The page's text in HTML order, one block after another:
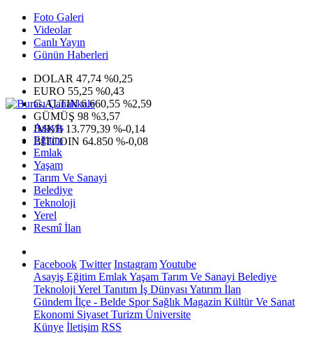
Foto Galeri
Videolar
Canlı Yayın
Günün Haberleri
DOLAR 47,74 %0,25
EURO 55,25 %0,43
G.ALTIN6.660,55 %2,59
GÜMÜŞ 98 %3,57
IMKB 13.779,39 %-0,14
BITCOIN 64.850 %-0,08
Asayiş
Eğitim
Emlak
Yaşam
Tarım Ve Sanayi
Belediye
Teknoloji
Yerel
Resmî İlan
Facebook Twitter InstagramYoutube
Asayiş Eğitim EmlakYaşam Tarım Ve Sanayi Belediye
Teknoloji Yerel Tanıtım İş Dünyası Yatırım İlan
Gündem İlçe - Belde SporSağlık Magazin Kültür Ve Sanat
Ekonomi Siyaset Turizm Üniversite
Künye İletişim RSS